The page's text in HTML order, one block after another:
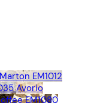
Marton EM1012
Avorio
EM1080